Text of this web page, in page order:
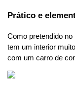
Prático e
Como pretendido
tem um interior
com um carro de